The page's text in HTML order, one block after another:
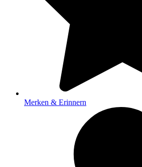
Merken & Erinnern